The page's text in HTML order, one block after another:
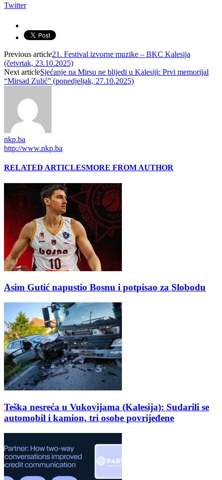
Twitter
Previous article21. Festival izvorne muzike – BKC Kalesija
(četvrtak, 23.10.2025)
Next articleSjećanje na Mirsu ne blijedi u Kalesiji: Prvi memorijal
“Mirsad Zulić” (ponedjeljak, 27.10.2025)
nkp.ba
http://www.nkp.ba
RELATED ARTICLESMORE FROM AUTHOR
Asim Gutić napustio Bosnu i potpisao za Slobodu
Teška nesreća u Vukovijama (Kalesija): Sudarili se
automobil i kamion, tri osobe povrijeđene